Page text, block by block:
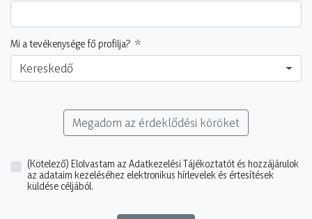
Mi a tevékenysége fő profilja?
Kereskedő
Megadom az érdeklődési köröket
(Kötelező) Elolvastam az Adatkezelési Tájékoztatót és hozzájárulok
az adataim kezeléséhez elektronikus hírlevelek és értesítések
küldése céljából.